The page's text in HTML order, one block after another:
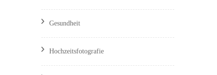
Gesundheit
Hochzeitsfotografie